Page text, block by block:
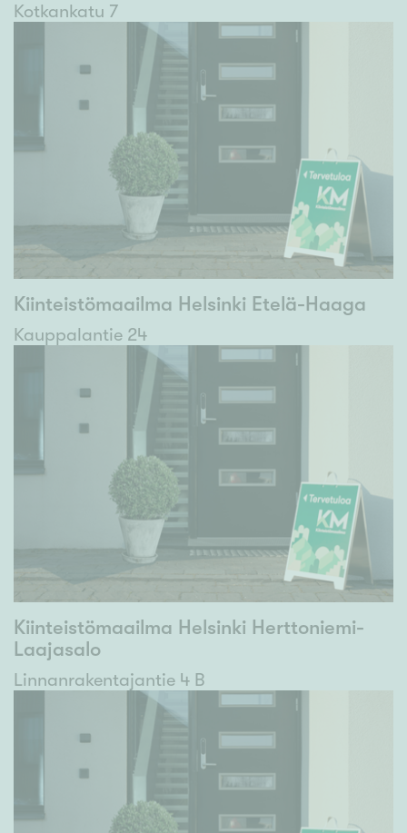
Kotkankatu 7
Kiinteistömaailma Helsinki Etelä-Haaga
Kauppalantie 24
Kiinteistömaailma Helsinki Herttoniemi-
Laajasalo
Linnanrakentajantie 4 B